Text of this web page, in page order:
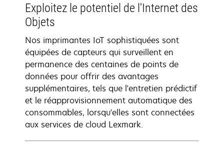
Exploitez le potentiel de l'Internet des
Objets
Nos imprimantes IoT sophistiquées sont
équipées de capteurs qui surveillent en
permanence des centaines de points de
données pour offrir des avantages
supplémentaires, tels que l'entretien prédictif
et le réapprovisionnement automatique des
consommables, lorsqu'elles sont connectées
aux services de cloud Lexmark.